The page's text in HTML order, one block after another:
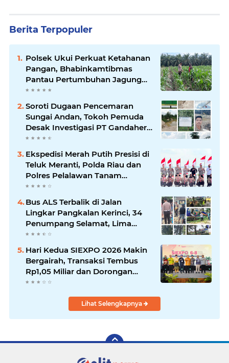
Berita Terpopuler
Polsek Ukui Perkuat Ketahanan
Pangan, Bhabinkamtibmas
Pantau Pertumbuhan Jagung
Petani di Desa Air Hitam
Soroti Dugaan Pencemaran
Sungai Andan, Tokoh Pemuda
Desak Investigasi PT Gandahera
Hendana
Ekspedisi Merah Putih Presisi di
Teluk Meranti, Polda Riau dan
Polres Pelalawan Tanam
Mangrove Demi Negeri
Bus ALS Terbalik di Jalan
Lingkar Pangkalan Kerinci, 34
Penumpang Selamat, Lima
Alami Luka Ringan
Hari Kedua SIEXPO 2026 Makin
Bergairah, Transaksi Tembus
Rp1,05 Miliar dan Dorongan
Palm Oil Institute Menguat
Lihat Selengkapnya